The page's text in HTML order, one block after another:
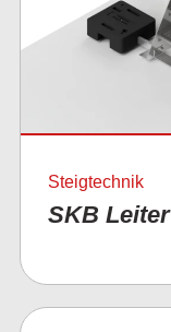
Steigtechnik
SKB Leiter